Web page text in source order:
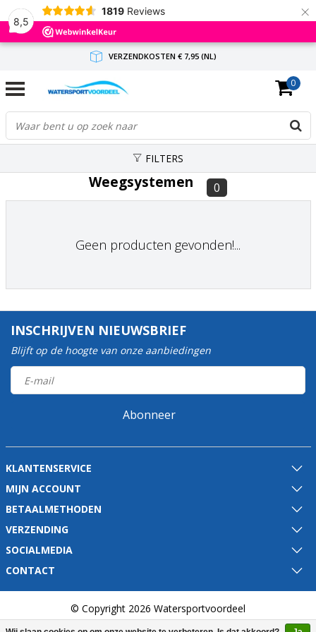
8,5
1819 Reviews ×
VERZENDKOSTEN € 7,95 (NL)
GRATIS VERZENDING(NL) VANAF € 65,-
BINNEN 1-3 WERKDAGEN ANTWOORD
0
FILTERS
Weegsystemen 0
Geen producten gevonden!...
INSCHRIJVEN NIEUWSBRIEF
Blijft op de hoogte van onze aanbiedingen
Abonneer
KLANTENSERVICE
MIJN ACCOUNT
BETAALMETHODEN
VERZENDING
SOCIALMEDIA
CONTACT
© Copyright 2026 Watersportvoordeel